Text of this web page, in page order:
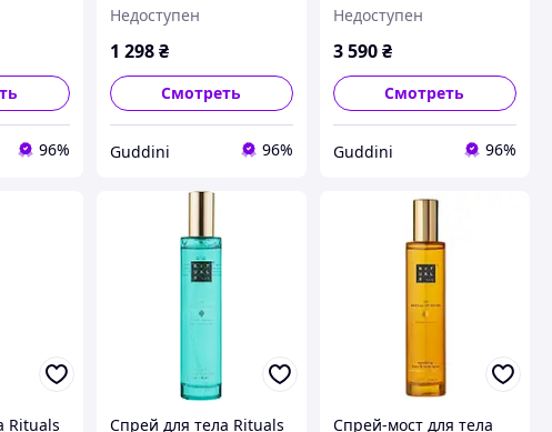
96%
ml.
Недоступен
1 298 ₴
Смотреть
Guddini 96%
de l Himalaya. 50 мл.
Производство
Недоступен
3 590₴
Смотреть
Guddini 96%
Rituals
Спрей для тела Rituals
Спрей-мост для тела